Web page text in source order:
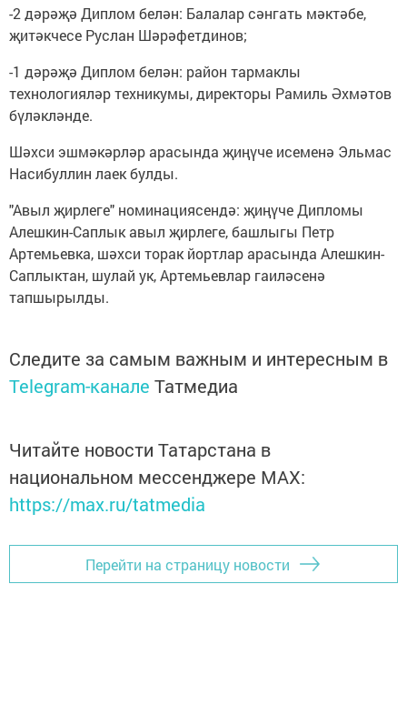
-2 дәрәҗә Диплом белән: Балалар сәнгать мәктәбе,
җитәкчесе Руслан Шәрәфетдинов;
-1 дәрәҗә Диплом белән: район тармаклы
технологияләр техникумы, директоры Рамиль Әхмәтов
бүләкләнде.
Шәхси эшмәкәрләр арасында җиңүче исеменә Эльмас
Насибуллин лаек булды.
"Авыл җирлеге" номинациясендә: җиңүче Дипломы
Алешкин-Саплык авыл җирлеге, башлыгы Петр
Артемьевка, шәхси торак йортлар арасында Алешкин-
Саплыктан, шулай ук, Артемьевлар гаиләсенә
тапшырылды.
Следите за самым важным и интересным в
Telegram-канале Татмедиа
Читайте новости Татарстана в
национальном мессенджере MАХ:
https://max.ru/tatmedia
Перейти на страницу новости